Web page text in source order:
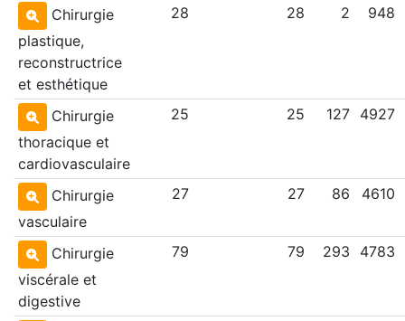
Chirurgie
plastique,
reconstructrice
et esthétique
28 28 2 948
Chirurgie
thoracique et
cardiovasculaire
25 25 127 4927
Chirurgie
vasculaire
27 27 86 4610
Chirurgie
viscérale et
digestive
79 79 293 4783